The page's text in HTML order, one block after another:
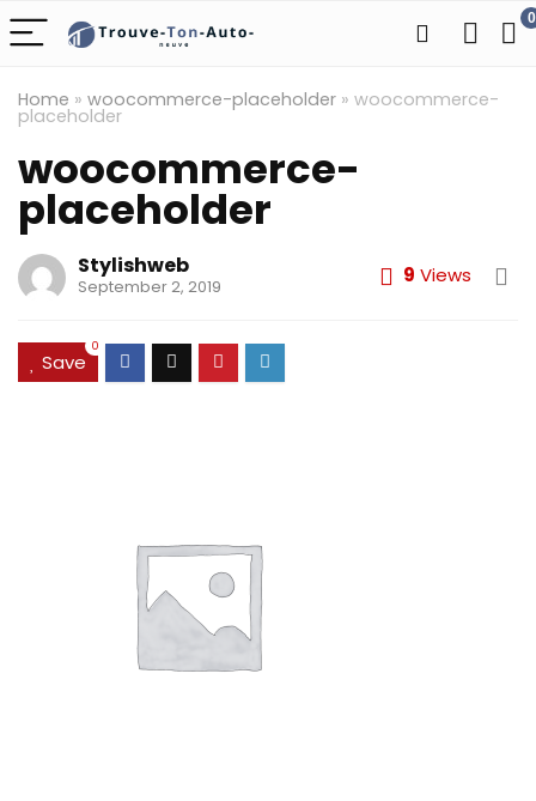
0
Home » woocommerce-placeholder » woocommerce-
placeholder
woocommerce-
placeholder
Stylishweb
September 2, 2019 9 Views
Save
0